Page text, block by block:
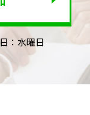
：水曜日